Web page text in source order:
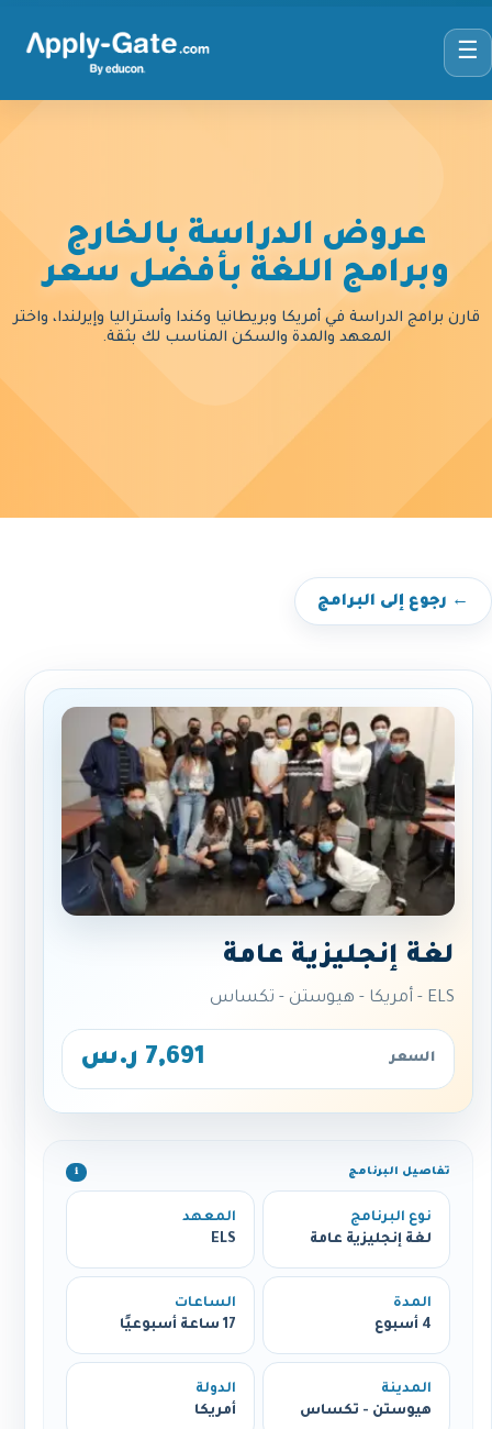
☰
عروض الدراسة بالخارج
وبرامج اللغة بأفضل سعر
قارن برامج الدراسة في أمريكا وبريطانيا وكندا وأستراليا وإيرلندا، واختر
المعهد والمدة والسكن المناسب لك بثقة.
← رجوع إلى البرامج
لغة إنجليزية عامة
ELS - أمريكا - هيوستن - تكساس
السعر 7,691 ر.س
تفاصيل البرنامج ℹ️
نوع البرنامج
لغة إنجليزية عامة
المعهد
ELS
المدة
4 أسبوع
الساعات
17 ساعة أسبوعيًا
المدينة
هيوستن - تكساس
الدولة
أمريكا